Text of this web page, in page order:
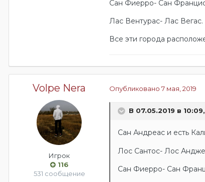
Сан Фиерро- Сан
Лас Вентурас- Лас Вегас.
Все эти города
Volpe Nera
Игрок
116
531 сообщение
Опубликовано 7 мая, 2019
В 07.05.2019 в 10:09,
Сан Андреас и есть
Лос Сантос- Лос
Сан Фиерро- Сан